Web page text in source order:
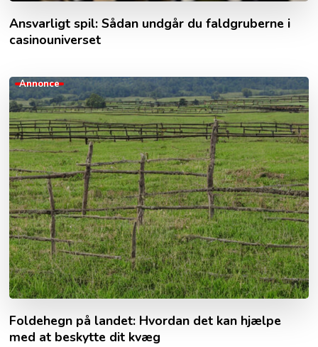
Ansvarligt spil: Sådan undgår du faldgruberne i
casinouniverset
Annonce
Foldehegn på landet: Hvordan det kan hjælpe
med at beskytte dit kvæg